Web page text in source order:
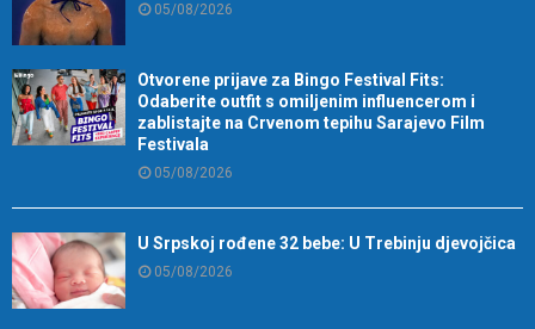
05/08/2026
Otvorene prijave za Bingo Festival Fits:
Odaberite outfit s omiljenim influencerom i
zablistajte na Crvenom tepihu Sarajevo Film
Festivala
05/08/2026
U Srpskoj rođene 32 bebe: U Trebinju djevojčica
05/08/2026